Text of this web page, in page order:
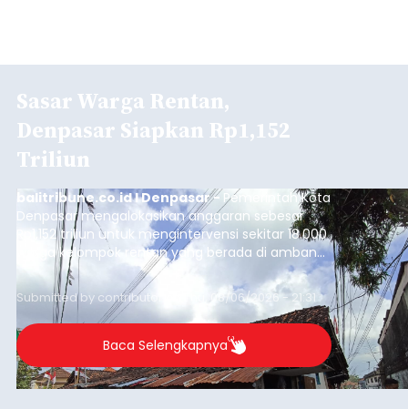
Sasar Warga Rentan,
Denpasar Siapkan Rp1,152
Triliun
balitribune.co.id I Denpasar - Pemerintah Kota
Denpasar mengalokasikan anggaran sebesar
Rp1,152 triliun untuk mengintervensi sekitar 18.000
warga kelompok rentan yang berada di ambang
garis kemiskinan. Langkah strategis ini diambil
guna menjaga masyarakat yang berada pada
kelompok desil 5 dan 6 tersebut agar tidak
merosot ke kategori miskin.
Submitted by contributor Thu, 08/06/2026 - 21:31
Baca Selengkapnya